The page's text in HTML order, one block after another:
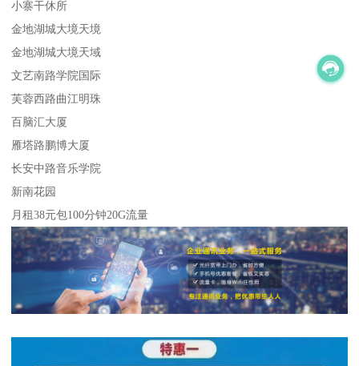
小寨干休所
金地湖城大境天境
金地湖城大境天域
文艺南路学院国际
芙蓉西路曲江明珠
百脑汇大厦
雁塔路鹏博大厦
长安中路音乐学院
新南花园
月租38元包100分钟20G流量